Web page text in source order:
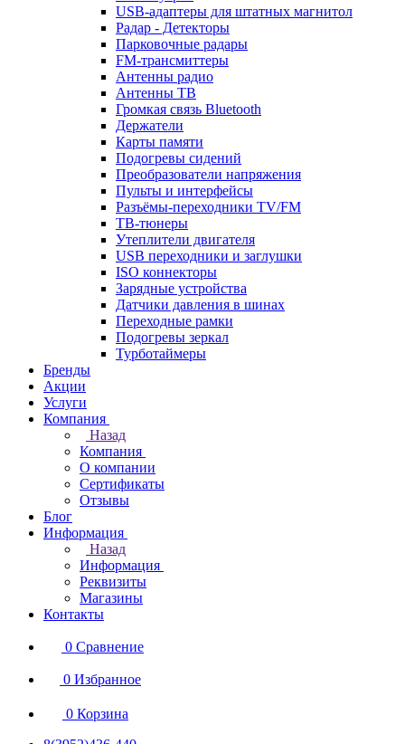
USB-адаптеры для штатных магнитол
Радар - Детекторы
Парковочные радары
FM-трансмиттеры
Антенны радио
Антенны ТВ
Громкая связь Bluetooth
Держатели
Карты памяти
Подогревы сидений
Преобразователи напряжения
Пульты и интерфейсы
Разъёмы-переходники TV/FM
ТВ-тюнеры
Утеплители двигателя
USB переходники и заглушки
ISO коннекторы
Зарядные устройства
Датчики давления в шинах
Переходные рамки
Подогревы зеркал
Турботаймеры
Бренды
Акции
Услуги
Компания
Назад
Компания
О компании
Сертификаты
Отзывы
Блог
Информация
Назад
Информация
Реквизиты
Магазины
Контакты
0 Сравнение
0 Избранное
0 Корзина